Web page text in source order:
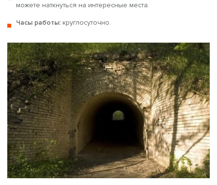
можете наткнуться на интересные места.
Часы работы: круглосуточно.